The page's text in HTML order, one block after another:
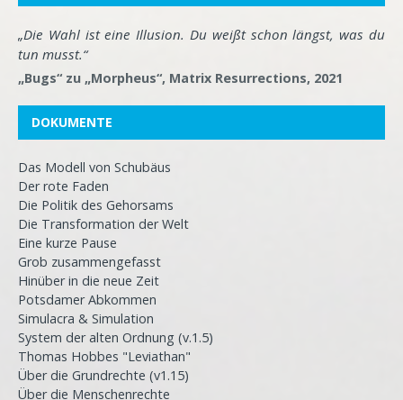
„Die Wahl ist eine Illusion. Du weißt schon längst, was du
tun musst.“
„Bugs“ zu „Morpheus“, Matrix Resurrections, 2021
DOKUMENTE
Das Modell von Schubäus
Der rote Faden
Die Politik des Gehorsams
Die Transformation der Welt
Eine kurze Pause
Grob zusammengefasst
Hinüber in die neue Zeit
Potsdamer Abkommen
Simulacra & Simulation
System der alten Ordnung (v.1.5)
Thomas Hobbes "Leviathan"
Über die Grundrechte (v1.15)
Über die Menschenrechte